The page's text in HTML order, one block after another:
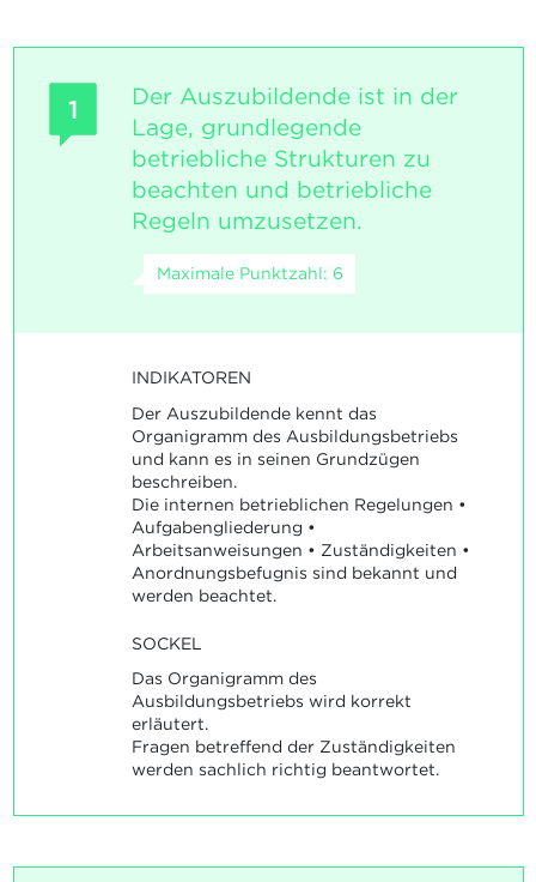
1
Der Auszubildende ist in der
Lage, grundlegende
betriebliche Strukturen zu
beachten und betriebliche
Regeln umzusetzen.
Maximale Punktzahl: 6
INDIKATOREN
Der Auszubildende kennt das
Organigramm des Ausbildungsbetriebs
und kann es in seinen Grundzügen
beschreiben.
Die internen betrieblichen Regelungen •
Aufgabengliederung •
Arbeitsanweisungen • Zuständigkeiten •
Anordnungsbefugnis sind bekannt und
werden beachtet.
SOCKEL
Das Organigramm des
Ausbildungsbetriebs wird korrekt
erläutert.
Fragen betreffend der Zuständigkeiten
werden sachlich richtig beantwortet.